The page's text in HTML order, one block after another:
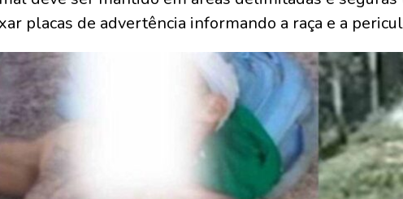
placas de advertência informando a raça e a